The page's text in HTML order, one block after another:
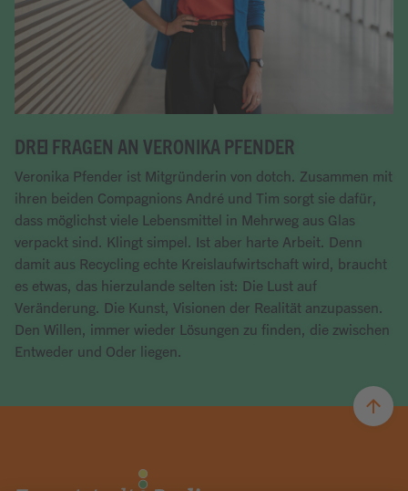
DREI FRAGEN AN VERONIKA PFENDER
Veronika Pfender ist Mitgründerin von dotch. Zusammen mit
ihren beiden Compagnions André und Tim sorgt sie dafür,
dass möglichst viele Lebensmittel in Mehrweg aus Glas
verpackt sind. Klingt simpel. Ist aber harte Arbeit. Denn
damit aus Recycling echte Kreislaufwirtschaft wird, braucht
es etwas, das hierzulande selten ist: Die Lust auf
Veränderung. Die Kunst, Visionen der Realität anzupassen.
Den Willen, immer wieder Lösungen zu finden, die zwischen
Entweder und Oder liegen.